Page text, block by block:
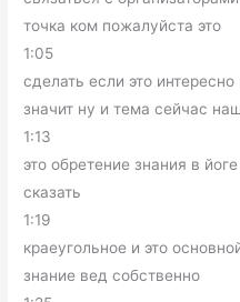
точка ком пожалуйста это
1:05
сделать если это
значит ну и тема сейчас
1:13
это обретение знания в
сказать
1:19
краеугольное и это
знание вед собственно